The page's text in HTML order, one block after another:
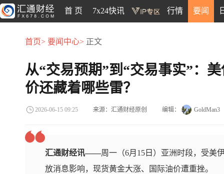
首 页 7x24快讯 行情 要闻
首页> 要闻中心> 正文
从“交易预期”到“交易事实”：
价还藏着哪些雷？
2026-06-15 09:25 来源：汇通财经原创 编辑： GoldMan3
汇通财经讯——周一（6月15日）亚洲时段，受美
放消息影响，现货黄金大涨、国际油价遭重挫。